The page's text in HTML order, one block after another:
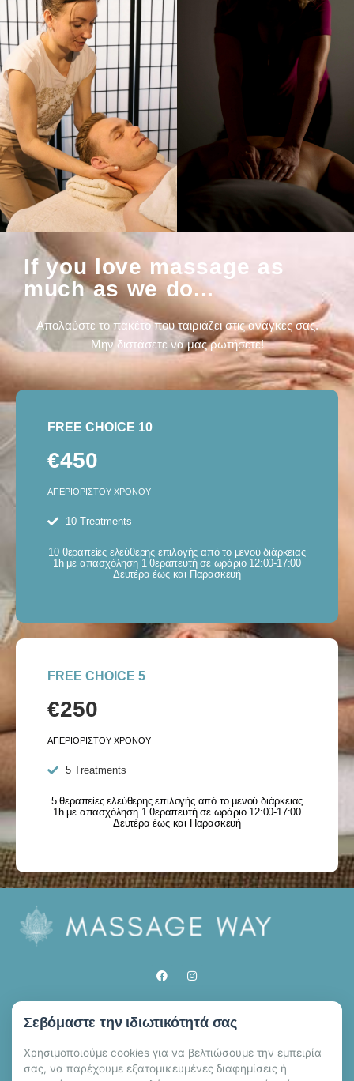
FREE CHOICE 5
€250
ΑΠΕΡΙΟΡΙΣΤΟΥ ΧΡΟΝΟΥ
5 Treatments
5 θεραπείες ελεύθερης επιλογής από το μενού διάρκειας
1h με απασχόληση 1 θεραπευτή σε ωράριο 12:00-17:00
Δευτέρα έως και Παρασκευή
FREE CHOICE 10
€450
ΑΠΕΡΙΟΡΙΣΤΟΥ ΧΡΟΝΟΥ
10 Treatments
10 θεραπείες ελεύθερης επιλογής από το μενού διάρκειας
1h με απασχόληση 1 θεραπευτή σε ωράριο 12:00-17:00
Δευτέρα έως και Παρασκευή
If you love massage as
much as we do...
Απολαύστε το πακέτο που ταιριάζει στις ανάγκες σας.
Μην διστάσετε να μας ρωτήσετε!
Καθημερινά 09:00 έως 01:00
ΤΗΛΕΦΩΝΟ ΕΠΙΚΟΙΝΩΝΙΑΣ
Σεβόμαστε την ιδιωτικότητά σας
Χρησιμοποιούμε cookies για να βελτιώσουμε την εμπειρία
σας, να παρέχουμε εξατομικευμένες διαφημίσεις ή